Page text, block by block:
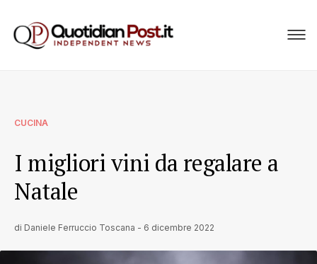
CUCINA
I migliori vini da regalare a
Natale
di Daniele Ferruccio Toscana - 6 dicembre 2022